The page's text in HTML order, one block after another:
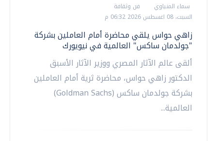
سماء المنياوي
فن وثقافة
السبت، 08 اغسطس 2026 06:32 م
زاهي حواس يلقي محاضرة أمام العاملين بشركة
"جولدمان ساكس" العالمية في نيويورك
ألقى عالم الآثار المصري ووزير الآثار الأسبق
الدكتور زاهي حواس، محاضرة ثرية أمام العاملين
بشركة جولدمان ساكس (Goldman Sachs)
العالمية...